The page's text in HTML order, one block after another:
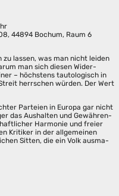
44894 Bochum, Raum 6
zu las­sen, was man nicht lei­den
man sich die­sen Wider­
– höchs­tens tau­to­lo­gisch in
herr­schen wür­den. Der Wert
Par­tei­en in Euro­pa gar nicht
das Aus­hal­ten und Gewäh­ren-
Har­mo­nie und frei­er
Kri­ti­ker in der all­ge­mei­nen
Sit­ten, die ein Volk aus­ma­